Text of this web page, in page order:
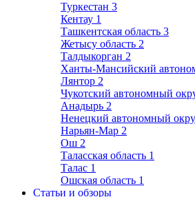
Туркестан 3
Кентау 1
Ташкентская область 3
Жетысу область 2
Талдыкорган 2
Ханты-Мансийский
Лянтор 2
Чукотский автономный
Анадырь 2
Ненецкий автономный
Нарьян-Мар 2
Ош 2
Таласская область 1
Талас 1
Ошская область 1
Статьи и обзоры